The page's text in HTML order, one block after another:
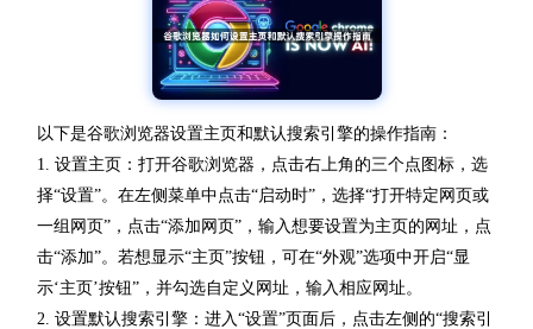
以下是谷歌浏览器设置主页和默认搜索引擎的操作指南：
1. 设置主页：打开谷歌浏览器，点击右上角的三个点图标，选
择“设置”。在左侧菜单中点击“启动时”，选择“打开特定网页或
一组网页”，点击“添加网页”，输入想要设置为主页的网址，点
击“添加”。若想显示“主页”按钮，可在“外观”选项中开启“显
示‘主页’按钮”，并勾选自定义网址，输入相应网址。
2. 设置默认搜索引擎：进入“设置”页面后，点击左侧的“搜索引